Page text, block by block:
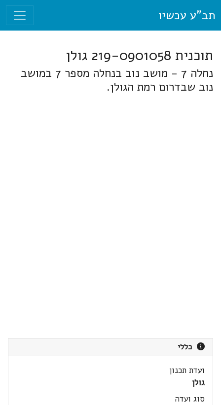
תב"ע עכשיו
תוכנית 219-0901058 גולן
נחלה 7 - מושב נוב בנחלה מספר 7 במושב
נוב שבדרום רמת הגולן.
כללי
ועדת תכנון
גולן
סוג ועדה